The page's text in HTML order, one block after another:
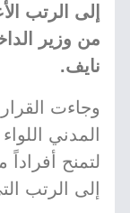
إلى الرتب
من وزير
نايف.
وجاءت
المدني
لتمنح
إلى الرتب